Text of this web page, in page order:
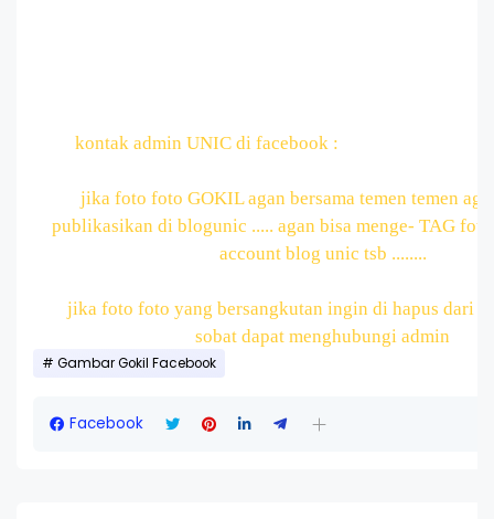
kontak admin UNIC di facebook :
jika foto foto GOKIL agan bersama temen temen
publikasikan di blogunic ..... agan bisa menge- TAG
account blog unic tsb ........
jika foto foto yang bersangkutan ingin di hapus dari
sobat dapat menghubungi admin
Gambar Gokil Facebook
Facebook